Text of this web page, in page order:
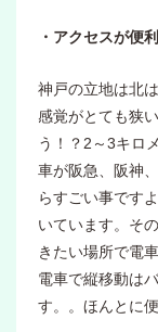
・アクセスが便利
神戸の立地は北
感覚がとても狭
う！？2～3キロ
車が阪急、阪神
らすごい事です
いています。そ
きたい場所で電
電車で縦移動は
す。。ほんとに